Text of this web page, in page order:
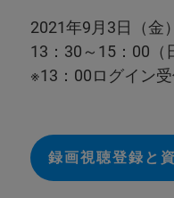
2021年9月3日（金）
13：30～15：00（
※13：00ログイン
録画視聴登録と